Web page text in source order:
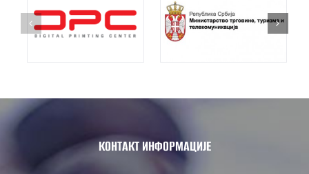
КОНТАКТ ИНФОРМАЦИЈЕ